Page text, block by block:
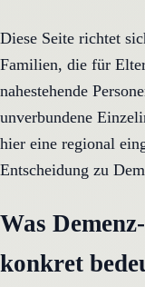
Diese Seite richtet
Familien, die für
nahestehende
unverbundene
hier eine regional
Entscheidung zu
Was
konkret